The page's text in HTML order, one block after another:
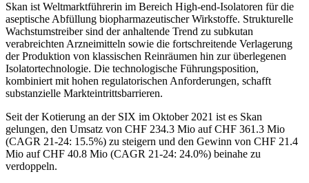
Skan ist Weltmarktführerin im Bereich High-end-Isolatoren für die
aseptische Abfüllung biopharmazeutischer Wirkstoffe. Strukturelle
Wachstumstreiber sind der anhaltende Trend zu subkutan
verabreichten Arzneimitteln sowie die fortschreitende Verlagerung
der Produktion von klassischen Reinräumen hin zur überlegenen
Isolatortechnologie. Die technologische Führungsposition,
kombiniert mit hohen regulatorischen Anforderungen, schafft
substanzielle Markteintrittsbarrieren.
Seit der Kotierung an der SIX im Oktober 2021 ist es Skan
gelungen, den Umsatz von CHF 234.3 Mio auf CHF 361.3 Mio
(CAGR 21-24: 15.5%) zu steigern und den Gewinn von CHF 21.4
Mio auf CHF 40.8 Mio (CAGR 21-24: 24.0%) beinahe zu
verdoppeln.